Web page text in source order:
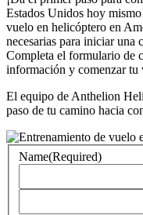
Estados Unidos hoy
vuelo en helicóptero en
necesarias para iniciar una
Completa el formulario de
información y comenzar tu
El equipo de Anthelion
paso de tu camino hacia
Name(Required)